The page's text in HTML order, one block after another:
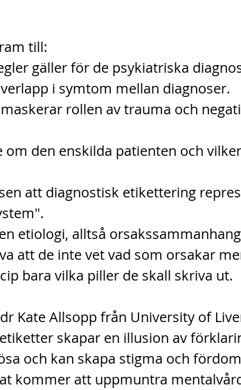
till:
gäller för de psykiatriska
i symtom mellan diagnoser.
rollen av trauma och
om den enskilda patienten och
att diagnostisk etikettering
etiologi, alltså
att de inte vet vad som orsakar
bara vilka piller de skall skriva ut.
Kate Allsopp från University of
skapar en illusion av
och kan skapa stigma och
kommer att uppmuntra